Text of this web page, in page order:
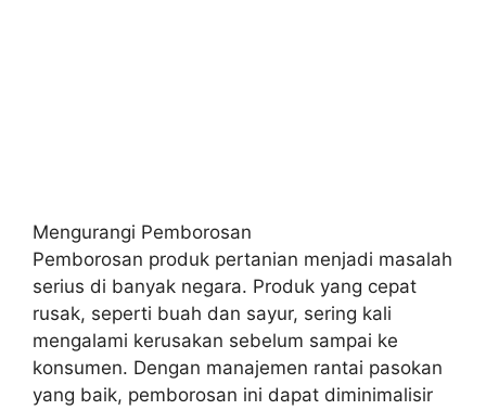
Mengurangi Pemborosan
Pemborosan produk pertanian menjadi masalah
serius di banyak negara. Produk yang cepat
rusak, seperti buah dan sayur, sering kali
mengalami kerusakan sebelum sampai ke
konsumen. Dengan manajemen rantai pasokan
yang baik, pemborosan ini dapat diminimalisir